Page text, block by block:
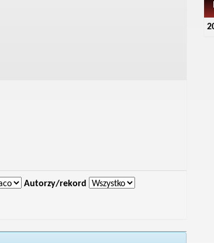
Autorzy/rekord